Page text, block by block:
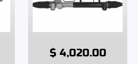
$ 4,020.00